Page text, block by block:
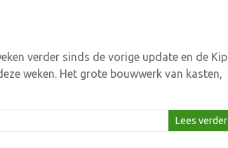
verder sinds de vorige update en de Kip
weken. Het grote bouwwerk van kasten,
Lees verder